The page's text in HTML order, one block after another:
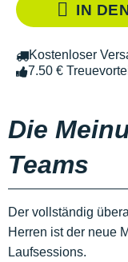
IN
Kostenloser
7.50 €
Die
Teams
Der vollständig
Herren ist der neue
Laufsessions.